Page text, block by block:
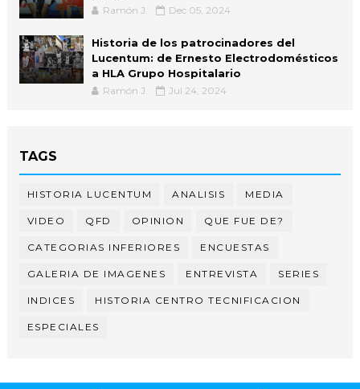
Ramón J. Dec 05, 2024
Historia de los patrocinadores del
Lucentum: de Ernesto Electrodomésticos
a HLA Grupo Hospitalario
Ramón J. Jul 24, 2024
TAGS
HISTORIA LUCENTUM ANALISIS MEDIA
VIDEO QFD OPINION QUE FUE DE?
CATEGORIAS INFERIORES ENCUESTAS
GALERIA DE IMAGENES ENTREVISTA SERIES
INDICES HISTORIA CENTRO TECNIFICACION
ESPECIALES